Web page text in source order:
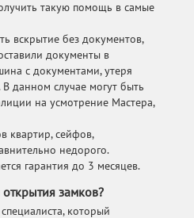
такую помощь в самые
вскрытие без документов,
документы в
с документами, утеря
данном случае могут быть
на усмотрение Мастера,
квартир, сейфов,
недорого.
гарантия до 3 месяцев.
открытия замков?
который